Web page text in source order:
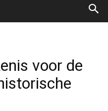
voor de